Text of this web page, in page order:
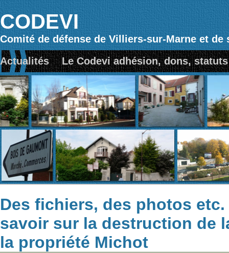
CODEVI
Comité de défense de Villiers-sur-Marne et de
Actualités
Le Codevi adhésion, dons, statuts
Des fichiers, des photos
savoir sur la destruction de
la propriété Michot